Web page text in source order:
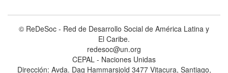
© ReDeSoc - Red de Desarrollo Social de América Latina y
El Caribe.
redesoc@un.org
CEPAL - Naciones Unidas
Dirección: Avda. Dag Hammarsjold 3477 Vitacura, Santiago,